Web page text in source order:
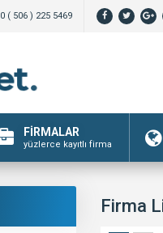
0 ( 506 ) 225 5469
FİRMALAR
yüzlerce kayıtlı firma
Firma